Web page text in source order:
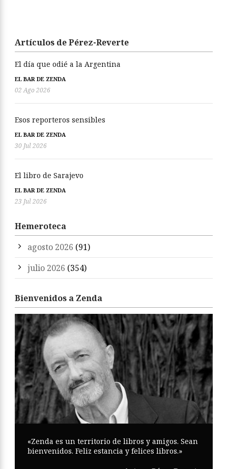
Artículos de Pérez-Reverte
El día que odié a la Argentina
EL BAR DE ZENDA
02 Ago 2026
Esos reporteros sensibles
EL BAR DE ZENDA
30 Jul 2026
El libro de Sarajevo
EL BAR DE ZENDA
23 Jul 2026
Hemeroteca
agosto 2026 (91)
julio 2026 (354)
Bienvenidos a Zenda
«Zenda es un territorio de libros y amigos. Sean
bienvenidos. Feliz estancia y felices libros.»